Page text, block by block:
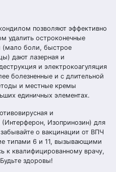
позволяют эффективно
удалить остроконечные
(мало боли, быстрое
дают лазерная и
и электрокоагуляция
болезненные и с длительной
и местные кремы
единичных элементах.
и
Изопринозин) для
о вакцинации от ВПЧ
типами 6 и 11, вызывающими
к квалифицированному врачу,
здоровы!